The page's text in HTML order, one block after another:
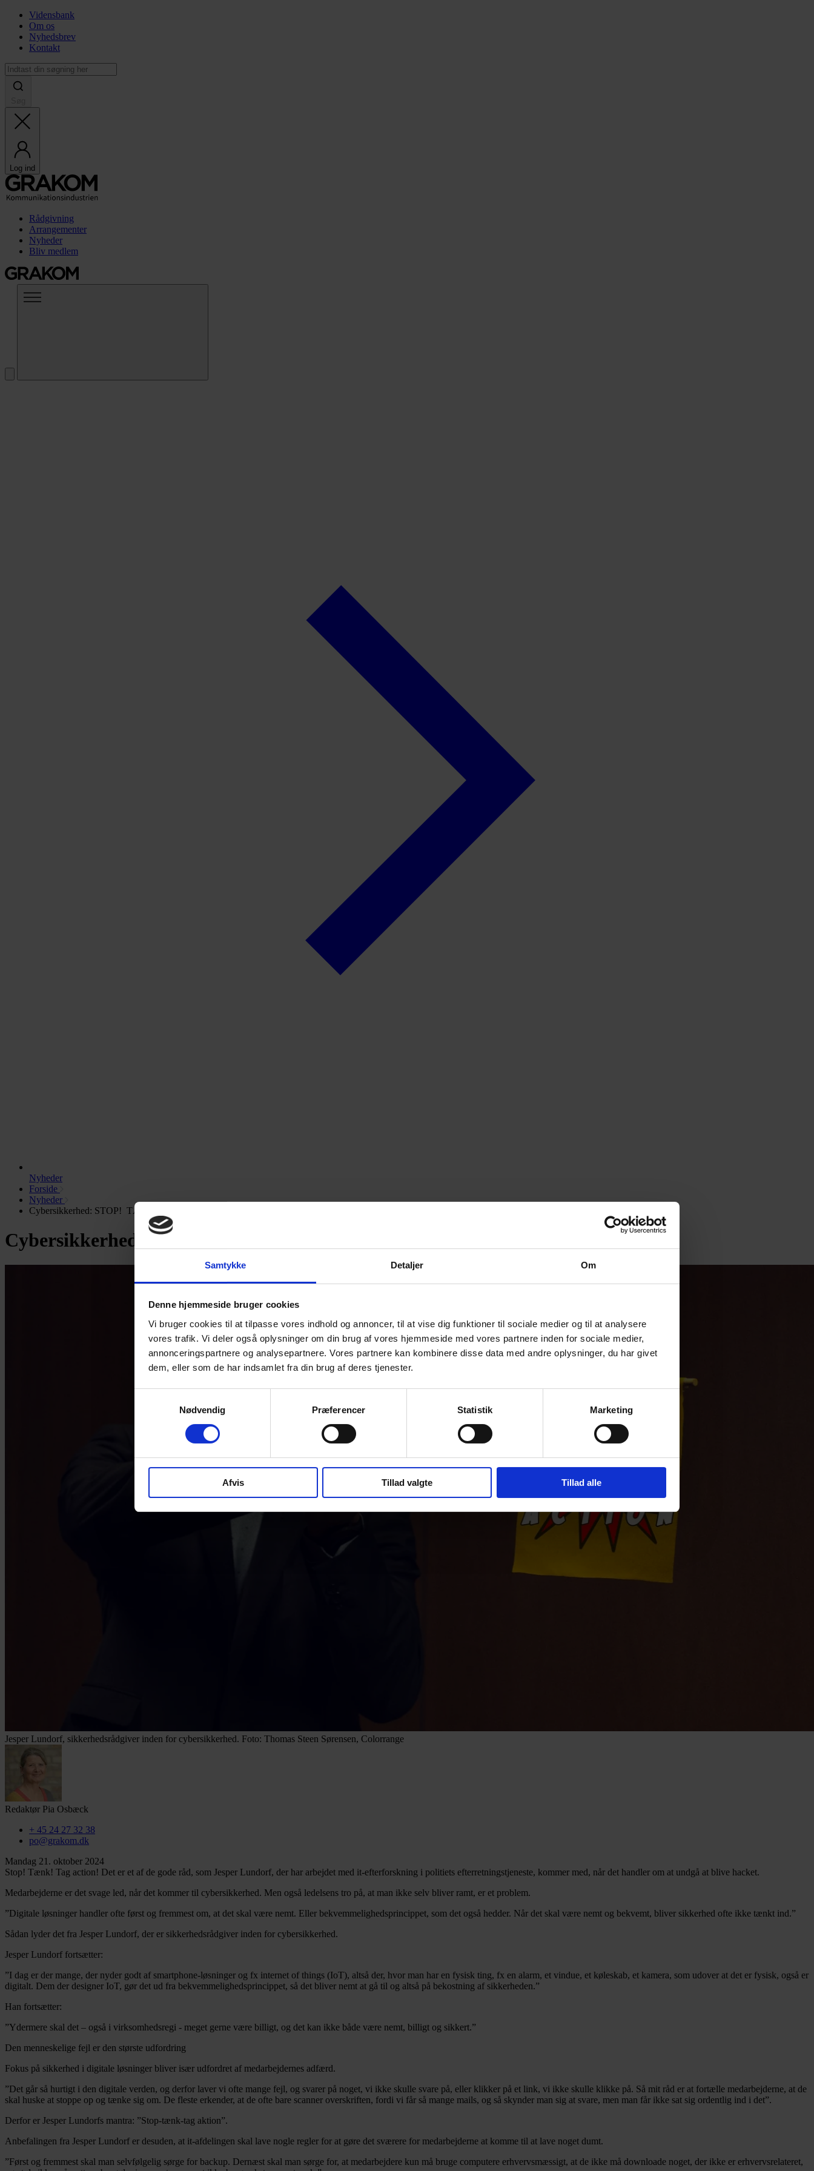
Samtykke Detaljer Om
Denne hjemmeside bruger cookies
Vi bruger cookies til at tilpasse vores indhold og annoncer, til at vise dig funktioner til sociale medier og til at analysere
vores trafik. Vi deler også oplysninger om din brug af vores hjemmeside med vores partnere inden for sociale medier,
annonceringspartnere og analysepartnere. Vores partnere kan kombinere disse data med andre oplysninger, du har givet
dem, eller som de har indsamlet fra din brug af deres tjenester.
Nødvendig
Præferencer Statistik Marketing
Afvis Tillad valgte Tillad alle
Vidensbank
Om os
Nyhedsbrev
Kontakt
Log ind
Rådgivning
Arrangementer
Nyheder
Bliv medlem
Nyheder
Forside
Nyheder
Cybersikkerhed: STOP! TÆNK! TAG ACTION!
Cybersikkerhed: STOP! TÆNK! TAG ACTION!
Jesper Lundorf, sikkerhedsrådgiver inden for cybersikkerhed. Foto: Thomas Steen Sørensen, Colorrange
Redaktør Pia Osbæck
+ 45 24 27 32 38
po@grakom.dk
Mandag 21. oktober 2024
Stop! Tænk! Tag action! Det er et af de gode råd, som Jesper Lundorf, der har arbejdet med it-efterforskning i politiets efterretningstjeneste, kommer med, når det handler om at undgå at blive hacket.
Medarbejderne er det svage led, når det kommer til cybersikkerhed. Men også ledelsens tro på, at man ikke selv bliver ramt, er et problem.
”Digitale løsninger handler ofte først og fremmest om, at det skal være nemt. Eller bekvemmelighedsprincippet, som det også hedder. Når det skal være nemt og bekvemt, bliver sikkerhed ofte ikke tænkt ind.”
Sådan lyder det fra Jesper Lundorf, der er sikkerhedsrådgiver inden for cybersikkerhed.
Jesper Lundorf fortsætter:
”I dag er der mange, der nyder godt af smartphone-løsninger og fx internet of things (IoT), altså der, hvor man har en fysisk ting, fx en alarm, et vindue, et køleskab, et kamera, som udover at det er fysisk, også er
digitalt. Dem der designer IoT, gør det ud fra bekvemmelighedsprincippet, så det bliver nemt at gå til og altså på bekostning af sikkerheden.”
Han fortsætter:
”Ydermere skal det – også i virksomhedsregi - meget gerne være billigt, og det kan ikke både være nemt, billigt og sikkert.”
Den menneskelige fejl er den største udfordring
Fokus på sikkerhed i digitale løsninger bliver især udfordret af medarbejdernes adfærd.
”Det går så hurtigt i den digitale verden, og derfor laver vi ofte mange fejl, og svarer på noget, vi ikke skulle svare på, eller klikker på et link, vi ikke skulle klikke på. Så mit råd er at fortælle medarbejderne, at de
skal huske at stoppe op og tænke sig om. De fleste erkender, at de ofte bare scanner overskriften, fordi vi får så mange mails, og så skynder man sig at svare, men man får ikke sat sig ordentlig ind i det”.
Derfor er Jesper Lundorfs mantra: ”Stop-tænk-tag aktion”.
Anbefalingen fra Jesper Lundorf er desuden, at it-afdelingen skal lave nogle regler for at gøre det sværere for medarbejderne at komme til at lave noget dumt.
”Først og fremmest skal man selvfølgelig sørge for backup. Dernæst skal man sørge for, at medarbejdere kun må bruge computere erhvervsmæssigt, at de ikke må downloade noget, der ikke er erhvervsrelateret,